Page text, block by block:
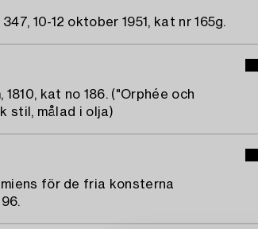
10-12 oktober 1951, kat nr 165g.
kat no 186. ("Orphée och
stil, målad i olja)
för de fria konsterna